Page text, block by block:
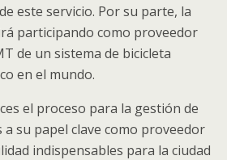
este servicio. Por su parte, la
participando como proveedor
de un sistema de bicicleta
en el mundo.
el proceso para la gestión de
a su papel clave como proveedor
indispensables para la ciudad